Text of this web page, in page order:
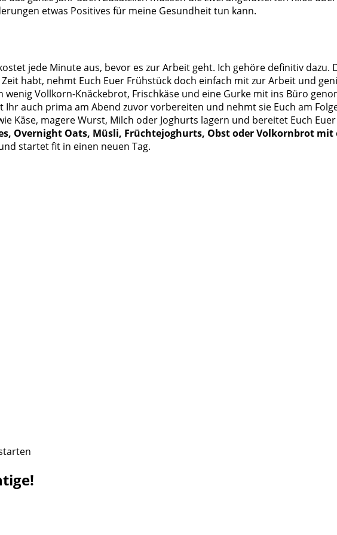
etwas Positives für meine Gesundheit tun kann.
jede Minute aus, bevor es zur Arbeit geht. Ich gehöre definitiv dazu.
habt, nehmt Euch Euer Frühstück doch einfach mit zur Arbeit und
wenig Vollkorn-Knäckebrot, Frischkäse und eine Gurke mit ins Büro
auch prima am Abend zuvor vorbereiten und nehmt sie Euch am
Käse, magere Wurst, Milch oder Joghurts lagern und bereitet Euch
Overnight Oats, Müsli, Früchtejoghurts, Obst oder Volkornbrot mit
startet fit in einen neuen Tag.